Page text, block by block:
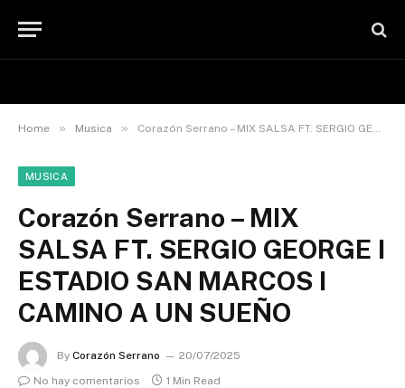
Home » Musica » Corazón Serrano – MIX SALSA FT. SERGIO GEORGE I ESTADIO SAN MARCOS I CAMINO A UN SUEÑO
MUSICA
Corazón Serrano – MIX
SALSA FT. SERGIO GEORGE I
ESTADIO SAN MARCOS I
CAMINO A UN SUEÑO
By Corazón Serrano
20/07/2025
No hay comentarios
1 Min Read